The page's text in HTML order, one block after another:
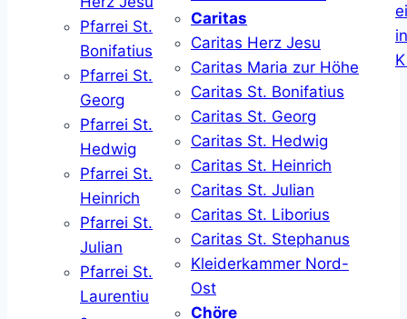
Pfarrei St.
Bonifatius
Pfarrei St.
Georg
Pfarrei St.
Hedwig
Pfarrei St.
Heinrich
Pfarrei St.
Julian
Pfarrei St.
Laurentiu
Caritas
Caritas Herz Jesu
Caritas Maria zur Höhe
Caritas St. Bonifatius
Caritas St. Georg
Caritas St. Hedwig
Caritas St. Heinrich
Caritas St. Julian
Caritas St. Liborius
Caritas St. Stephanus
Kleiderkammer Nord-
Ost
Chöre